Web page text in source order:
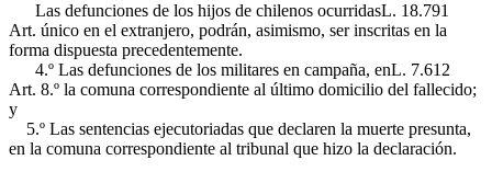
Las defunciones de los hijos de chilenos ocurridasL. 18.791
Art. único en el extranjero, podrán, asimismo, ser inscritas en la
forma dispuesta precedentemente.
4.º Las defunciones de los militares en campaña, enL. 7.612
Art. 8.º la comuna correspondiente al último domicilio del fallecido;
y
5.º Las sentencias ejecutoriadas que declaren la muerte presunta,
en la comuna correspondiente al tribunal que hizo la declaración.